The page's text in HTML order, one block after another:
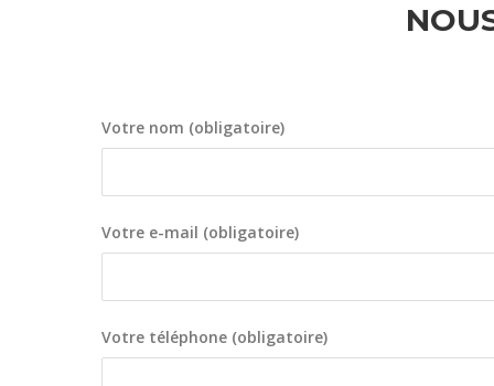
Votre nom (obligatoire)
Votre e-mail (obligatoire)
Votre téléphone (obligatoire)